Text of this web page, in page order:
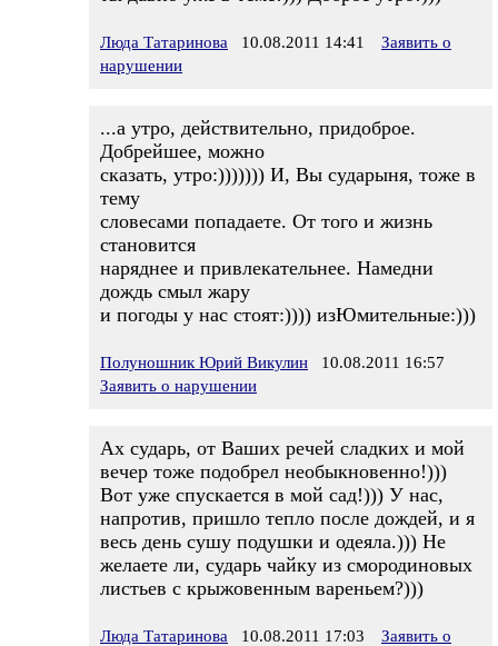
Люда Татаринова 10.08.2011 14:41
Заявить о
нарушении
...а утро, действительно, придоброе.
Добрейшее, можно
сказать, утро:))))))) И, Вы сударыня, тоже в
тему
словесами попадаете. От того и жизнь
становится
наряднее и привлекательнее. Намедни
дождь смыл жару
и погоды у нас стоят:)))) изЮмительные:)))
Полуношник Юрий Викулин 10.08.2011 16:57
Заявить о нарушении
Ах сударь, от Ваших речей сладких и мой
вечер тоже подобрел необыкновенно!)))
Вот уже спускается в мой сад!))) У нас,
напротив, пришло тепло после дождей, и я
весь день сушу подушки и одеяла.))) Не
желаете ли, сударь чайку из смородиновых
листьев с крыжовенным вареньем?)))
Люда Татаринова 10.08.2011 17:03
Заявить о